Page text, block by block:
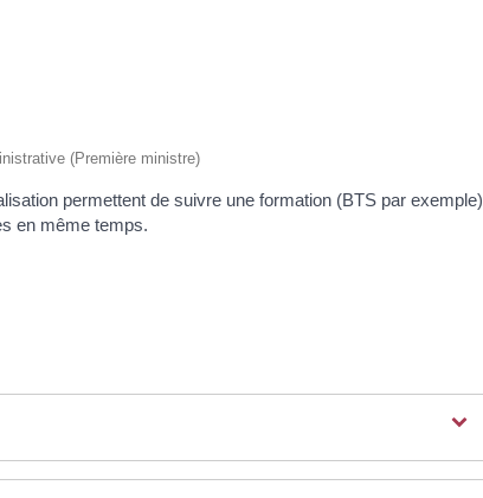
(Première ministre)
permettent de suivre une formation (BTS par exemple)
en même temps.